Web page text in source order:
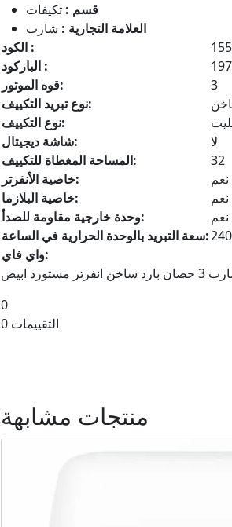
قسم : تكيفات
العلامة التجارية : شارب
الكود :
الباركود :
قوه الموتور:
3
نوع تبريد التكييف:
نوع التكييف:
شاشة ديجيتال:
لا
المساحة المغطاة للتكييف:
32
خاصية الأنفرتر:
نعم
خاصية البلازما:
نعم
وحدة خارجية مقاومة للصدأ:
نعم
سعة التبريد بالوحدة الحرارية في الساعة:
واي فاي:
0
0 التقييمات
منتجات مشابهة